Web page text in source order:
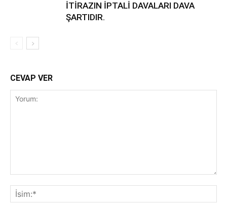
İTİRAZIN İPTALİ DAVALARI DAVA
ŞARTIDIR.
CEVAP VER